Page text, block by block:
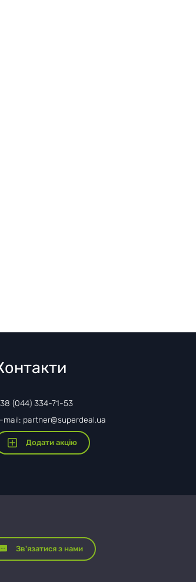
(044) 334-71-53
mail: partner@superdeal.ua
Додати акцію
Зв'язатися з нами